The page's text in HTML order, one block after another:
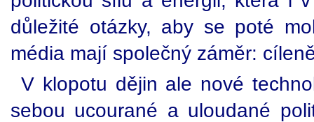
důležité otázky, aby se poté
média mají společný záměr:
V klopotu dějin ale nové
sebou ucourané a uloudané